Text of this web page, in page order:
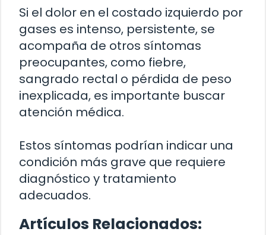
Si el dolor en el costado izquierdo por
gases es intenso, persistente, se
acompaña de otros síntomas
preocupantes, como fiebre,
sangrado rectal o pérdida de peso
inexplicada, es importante buscar
atención médica.
Estos síntomas podrían indicar una
condición más grave que requiere
diagnóstico y tratamiento
adecuados.
Artículos Relacionados: